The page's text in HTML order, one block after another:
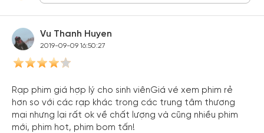
Vu Thanh Huyen
2019-09-09 16:50:27
Rạp phim giá hợp lý cho sinh viênGiá vé xem phim rẻ
hơn so với các rạp khác trong các trung tâm thương
mại nhưng lại rất ok về chất lượng và cũng nhiều phim
mới, phim hot, phim bom tấn!